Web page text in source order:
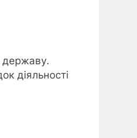
державу.
діяльності